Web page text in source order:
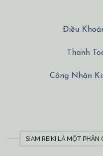
Điều
Thanh
Công Nhận
SIAM REIKI LÀ MỘT PHẦN